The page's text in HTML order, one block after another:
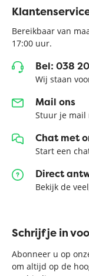
Bereikbaar van
17:00 uur.
Bel: 038
Wij staan
Mail ons
Stuur je mail
Chat met
Start een
Direct
Bekijk de
Schrijf je in
Abonneer u op
om altijd op de